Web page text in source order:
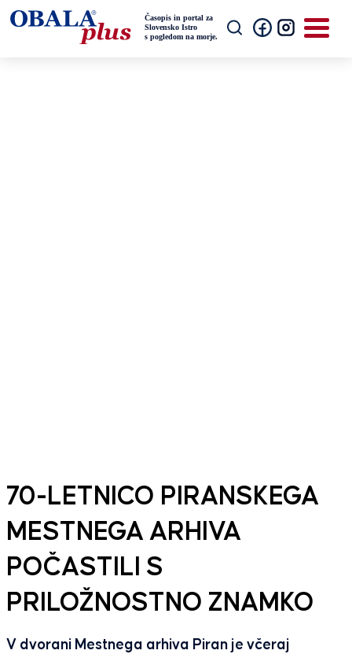
70-LETNICO PIRANSKEGA
MESTNEGA ARHIVA
POČASTILI S
PRILOŽNOSTNO ZNAMKO
V dvorani Mestnega arhiva Piran je včeraj